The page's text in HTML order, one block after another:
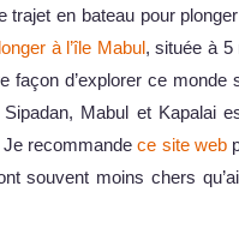
trajet en bateau pour
à l’île Mabul, située à 5
façon d’explorer ce
Mabul et Kapalai
Je recommandece site web
souvent moins chers